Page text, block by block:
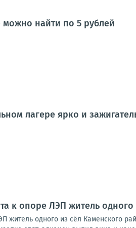
найти по 5 рублей
лагере ярко и
к опоре ЛЭП житель
житель одного из сёл Каменского